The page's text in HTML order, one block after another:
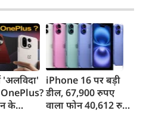
बोले
फूल नहीं
और करें फ्री सफर,
केंद्र सरकार ने दिया
अवॉर्ड
भेजे
के
iPhone 16 पर बड़ी
डील, 67,900 रुपए
वाला फोन 40,612 रुपए